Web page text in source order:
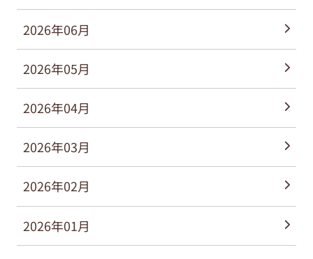
2026年06月
2026年05月
2026年04月
2026年03月
2026年02月
2026年01月